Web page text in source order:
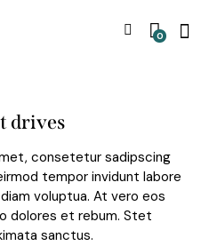
0
drives
consetetur sadipscing
tempor invidunt labore
voluptua. At vero eos
dolores et rebum. Stet
sanctus.